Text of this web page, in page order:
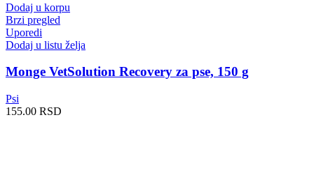
Dodaj u korpu
Brzi pregled
Uporedi
Dodaj u listu želja
Monge VetSolution Recovery za pse, 150 g
Psi
155.00 RSD